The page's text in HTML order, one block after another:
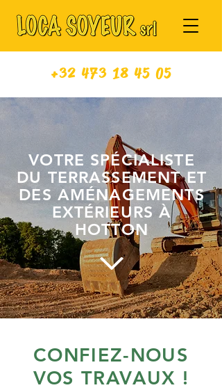
+32 473 18 45 05
VOTRE SPÉCIALISTE
DU TERRASSEMENT ET
DES AMÉNAGEMENTS
EXTÉRIEURS À
HOTTON
CONFIEZ-NOUS
VOS TRAVAUX !